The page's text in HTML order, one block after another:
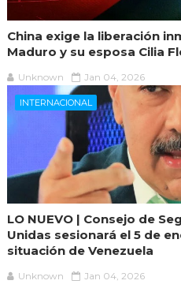
China exige la liberación
Maduro y su esposa Cilia
Unknown Jan 04, 2026
INTERNACIONAL
LO NUEVO | Consejo de
Unidas sesionará el 5 de
situación de Venezuela
Unknown Jan 04, 2026